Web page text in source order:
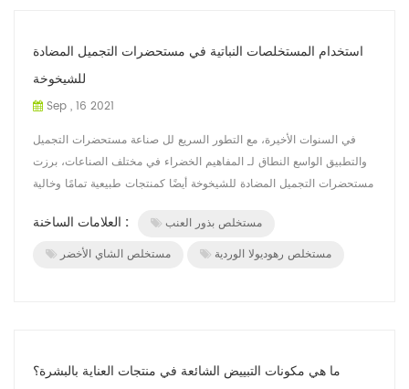
استخدام المستخلصات النباتية في مستحضرات التجميل المضادة
للشيخوخة
Sep , 16 2021
في السنوات الأخيرة، مع التطور السريع لل صناعة مستحضرات التجميل
والتطبيق الواسع النطاق لـ المفاهيم الخضراء في مختلف الصناعات، برزت
مستحضرات التجميل المضادة للشيخوخة أيضًا كمنتجات طبيعية تمامًا وخالية
العلامات الساخنة :
مستخلص بذور العنب
مستخلص الشاي الأخضر
مستخلص رهوديولا الوردية
ما هي مكونات التبييض الشائعة في منتجات العناية بالبشرة؟